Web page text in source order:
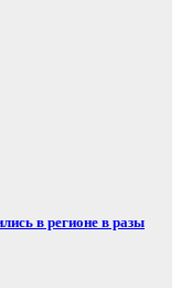
в регионе в разы